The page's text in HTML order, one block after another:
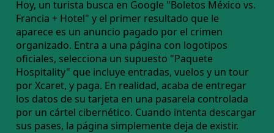
Hoy, un turista busca en Google "Boletos México vs.
Francia + Hotel" y el primer resultado que le
aparece es un anuncio pagado por el crimen
organizado. Entra a una página con logotipos
oficiales, selecciona un supuesto "Paquete
Hospitality" que incluye entradas, vuelos y un tour
por Xcaret, y paga. En realidad, acaba de entregar
los datos de su tarjeta en una pasarela controlada
por un cártel cibernético. Cuando intenta descargar
sus pases, la página simplemente deja de existir.